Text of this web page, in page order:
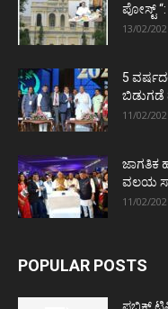
ಪೋಸ್ಟ್‌
13/02/
5
ಬಿಡುಗಡೆ
11/02/
ಜಾಗತಿಕ
ವಲಯ
11/02/
POPULAR POSTS